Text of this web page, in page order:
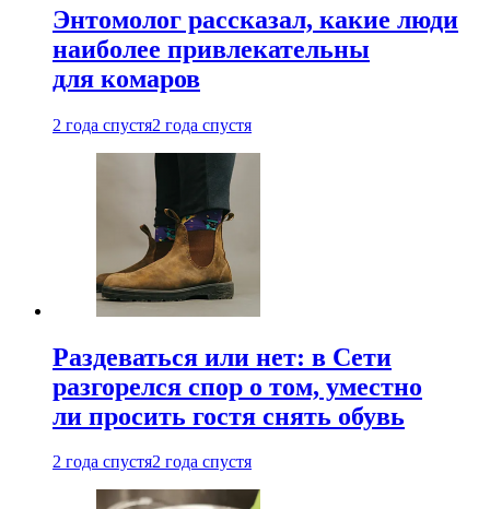
Энтомолог рассказал, какие люди
наиболее привлекательны
для комаров
2 года спустя2 года спустя
Раздеваться или нет: в Сети
разгорелся спор о том, уместно
ли просить гостя снять обувь
2 года спустя2 года спустя